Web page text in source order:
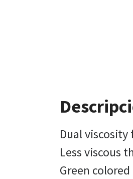
Dual viscosity
Less viscous
Green